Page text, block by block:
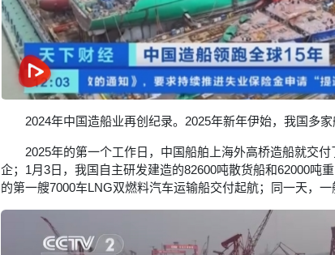
2024年中国造船业再创纪录。2025年新年伊始，我国多
2025年的第一个工作日，中国船舶上海外高桥造船就交
企；1月3日，我国自主研发建造的82600吨散货船和62000吨
的第一艘7000车LNG双燃料汽车运输船交付起航；同一天，